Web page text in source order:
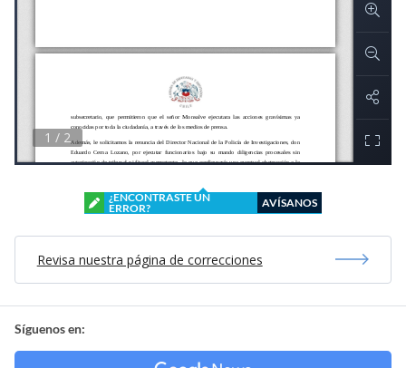
¿ENCONTRASTE UN
ERROR?
AVÍSANOS
Revisa nuestra página de correcciones
Síguenos en: